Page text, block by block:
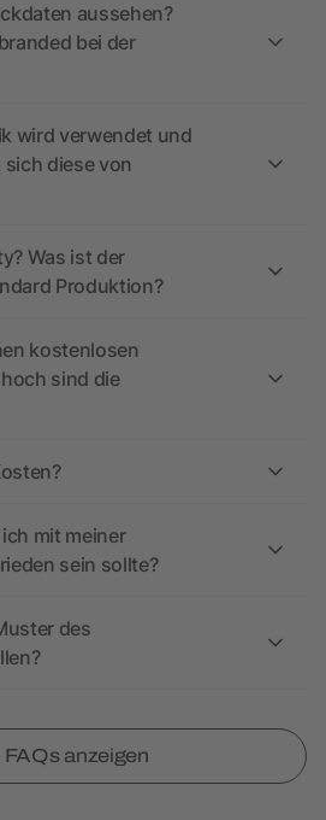
aussehen?
bei der
wird verwendet und
diese von
Was ist der
Produktion?
kostenlosen
sind die
mit meiner
sein sollte?
des
FAQs anzeigen